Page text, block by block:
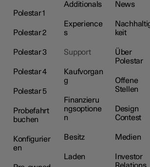
Polestar 1
Polestar 2
Polestar 3
Polestar 4
Polestar 5
Probefahrt
buchen
Konfigurier
en
Additionals
Experience
s
Support
Kaufvorgan
g
Finanzieru
ngsoptione
n
Besitz
Laden
News
keit
Über
Polestar
Offene
Stellen
Design
Contest
Medien
Investor